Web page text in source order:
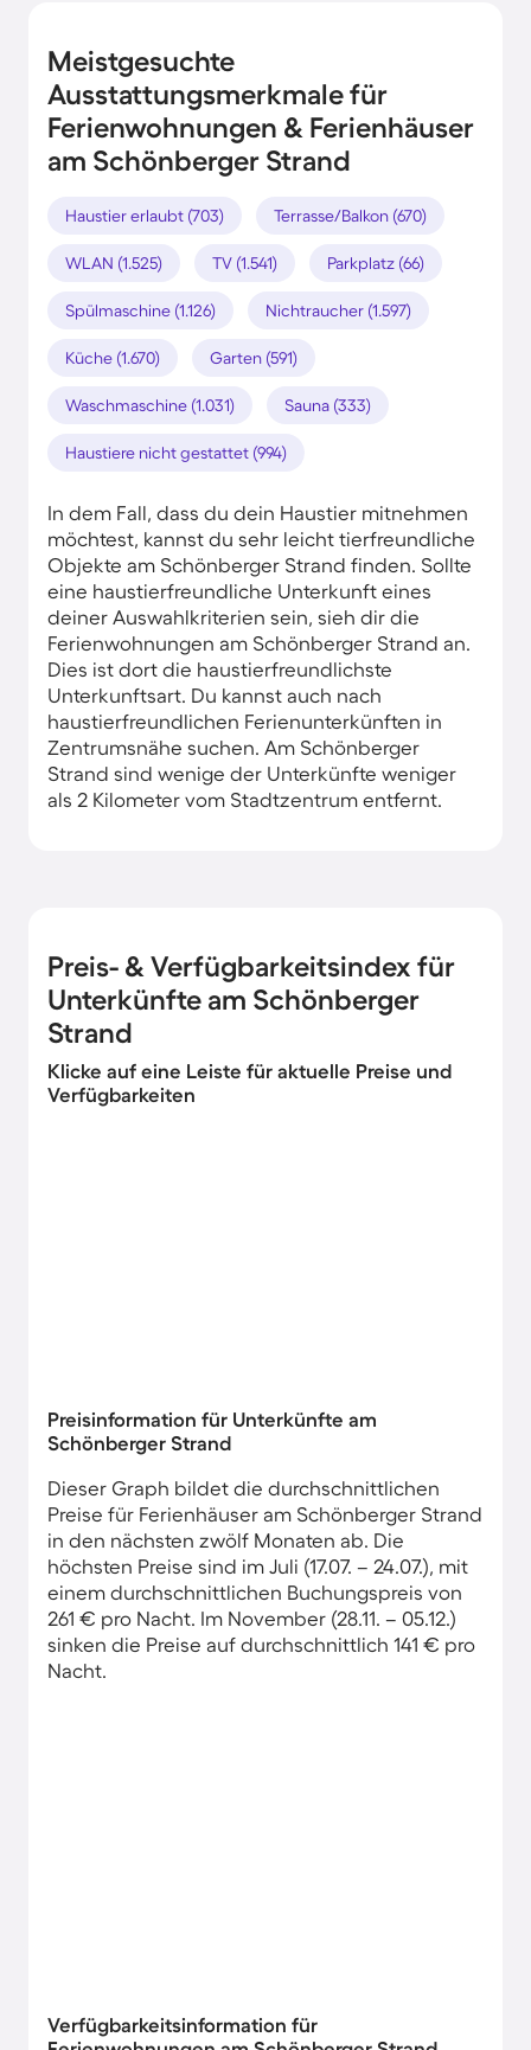
Meistgesuchte
Ausstattungsmerkmale für
Ferienwohnungen & Ferienhäuser
am Schönberger Strand
Haustier erlaubt (703) Terrasse/Balkon (670)
WLAN (1.525) TV (1.541) Parkplatz (66)
Spülmaschine (1.126) Nichtraucher (1.597)
Küche (1.670) Garten (591)
Waschmaschine (1.031) Sauna (333)
Haustiere nicht gestattet (994)
In dem Fall, dass du dein Haustier mitnehmen
möchtest, kannst du sehr leicht tierfreundliche
Objekte am Schönberger Strand finden. Sollte
eine haustierfreundliche Unterkunft eines
deiner Auswahlkriterien sein, sieh dir die
Ferienwohnungen am Schönberger Strand an.
Dies ist dort die haustierfreundlichste
Unterkunftsart. Du kannst auch nach
haustierfreundlichen Ferienunterkünften in
Zentrumsnähe suchen. Am Schönberger
Strand sind wenige der Unterkünfte weniger
als 2 Kilometer vom Stadtzentrum entfernt.
Preis- & Verfügbarkeitsindex für
Unterkünfte am Schönberger
Strand
Klicke auf eine Leiste für aktuelle Preise und
Verfügbarkeiten
Preisinformation für Unterkünfte am
Schönberger Strand
Dieser Graph bildet die durchschnittlichen
Preise für Ferienhäuser am Schönberger Strand
in den nächsten zwölf Monaten ab. Die
höchsten Preise sind im Juli (17.07. – 24.07.), mit
einem durchschnittlichen Buchungspreis von
261 € pro Nacht. Im November (28.11. – 05.12.)
sinken die Preise auf durchschnittlich 141 € pro
Nacht.
Verfügbarkeitsinformation für